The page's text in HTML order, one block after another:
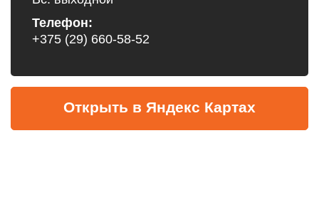
Телефон:
+375 (29) 660-58-52
Открыть в Яндекс Картах